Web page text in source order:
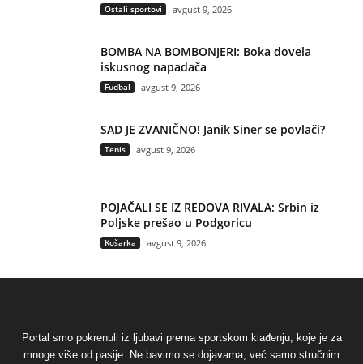
Ostali sportovi avgust 9, 2026
BOMBA NA BOMBONJERI: Boka dovela
iskusnog napadača
Fudbal avgust 9, 2026
SAD JE ZVANIČNO! Janik Siner se povlači?
Tenis avgust 9, 2026
POJAČALI SE IZ REDOVA RIVALA: Srbin iz
Poljske prešao u Podgoricu
Košarka avgust 9, 2026
Portal smo pokrenuli iz ljubavi prema sportskom klađenju, koje je za
mnoge više od pasije. Ne bavimo se dojavama, već samo stručnim